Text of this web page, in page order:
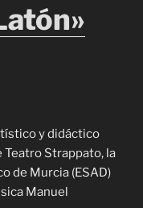
y didáctico
Strappato, la
de Murcia (ESAD)
Manuel